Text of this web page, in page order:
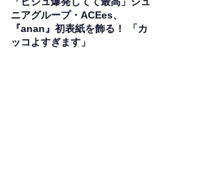
ニアグループ・ACEes、
『anan』初表紙を飾る！ 「カ
ッコよすぎます」